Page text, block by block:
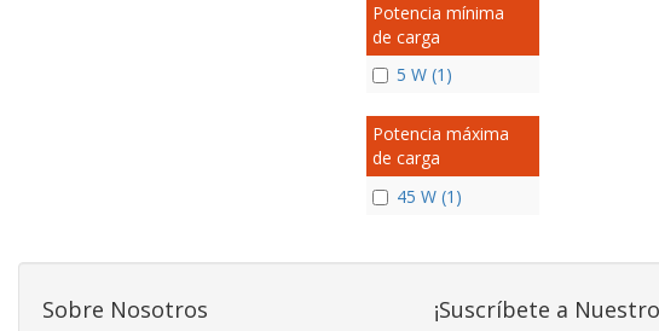
Potencia mínima
de carga
5 W (1)
Potencia máxima
de carga
45 W (1)
Sobre Nosotros ¡Suscríbete a